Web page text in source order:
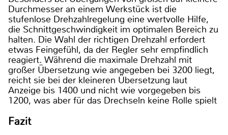
Durchmesser an einem Werkstück ist die
stufenlose Drehzahlregelung eine wertvolle Hilfe,
die Schnittgeschwindigkeit im optimalen Bereich zu
halten. Die Wahl der richtigen Drehzahl erfordert
etwas Feingefühl, da der Regler sehr empfindlich
reagiert. Während die maximale Drehzahl mit
großer Übersetzung wie angegeben bei 3200 liegt,
reicht sie bei der kleineren Übersetzung laut
Anzeige bis 1400 und nicht wie vorgegeben bis
1200, was aber für das Drechseln keine Rolle spielt
Fazit